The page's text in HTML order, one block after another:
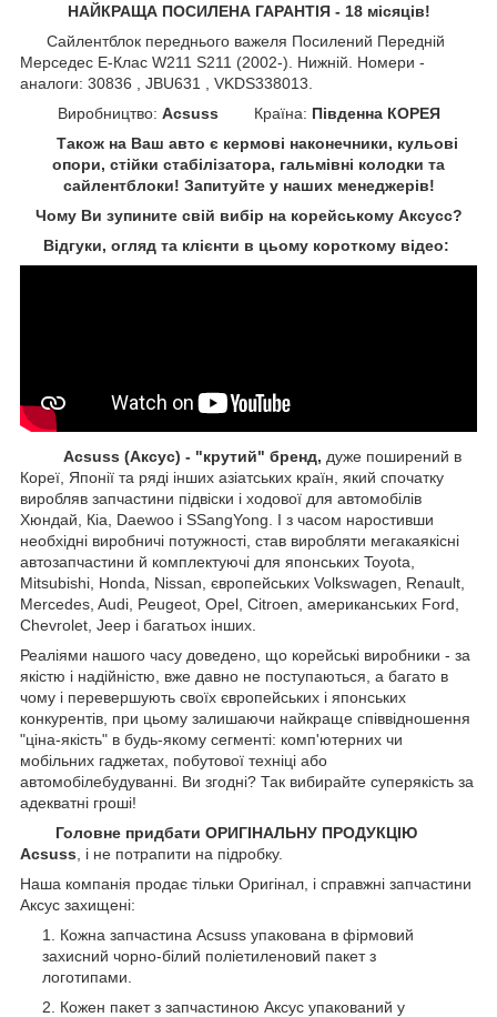
НАЙКРАЩА ПОСИЛЕНА ГАРАНТІЯ - 18 місяців!
Сайлентблок переднього важеля Посилений Передній
Мерседес Е-Клас W211 S211 (2002-). Нижній. Номери -
аналоги: 30836 , JBU631 , VKDS338013.
Виробництво: Acsuss Країна: Південна КОРЕЯ
Також на Ваш авто є кермові наконечники, кульові
опори, стійки стабілізатора, гальмівні колодки та
сайлентблоки! Запитуйте у наших менеджерів!
Чому Ви зупините свій вибір на корейському Аксусс?
Відгуки, огляд та клієнти в цьому короткому відео:
Acsuss (Аксус) - "крутий" бренд, дуже поширений в
Кореї, Японії та ряді інших азіатських країн, який спочатку
виробляв запчастини підвіски і ходової для автомобілів
Хюндай, Кіа, Daewoo і SSangYong. І з часом наростивши
необхідні виробничі потужності, став виробляти мегакаякісні
автозапчастини й комплектуючі для японських Toyota,
Mitsubishi, Honda, Nissan, європейських Volkswagen, Renault,
Mercedes, Audi, Peugeot, Opel, Citroen, американських Ford,
Chevrolet, Jeep і багатьох інших.
Реаліями нашого часу доведено, що корейські виробники - за
якістю і надійністю, вже давно не поступаються, а багато в
чому і перевершують своїх європейських і японських
конкурентів, при цьому залишаючи найкраще співвідношення
"ціна-якість" в будь-якому сегменті: комп'ютерних чи
мобільних гаджетах, побутової техніці або
автомобілебудуванні. Ви згодні? Так вибирайте суперякість за
адекватні гроші!
Головне придбати ОРИГІНАЛЬНУ ПРОДУКЦІЮ
Acsuss , і не потрапити на підробку.
Наша компанія продає тільки Оригінал, і справжні запчастини
Аксус захищені:
Кожна запчастина Acsuss упакована в фірмовий
захисний чорно-білий поліетиленовий пакет з
логотипами.
Кожен пакет з запчастиною Аксус упакований у